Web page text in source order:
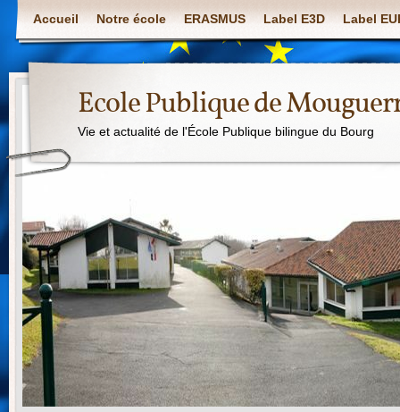
Accueil Notre école ERASMUS Label E3D Label
Ecole Publique de
Vie et actualité de l'École Publique bilingue du Bourg